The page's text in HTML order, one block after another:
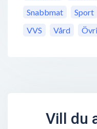
Snabbmat
Sport
VVS
Vård
Vill du